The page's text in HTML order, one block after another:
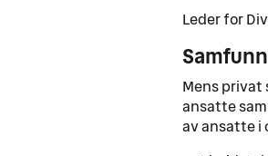
Leder for
Mens
ansatte
av ansatte i